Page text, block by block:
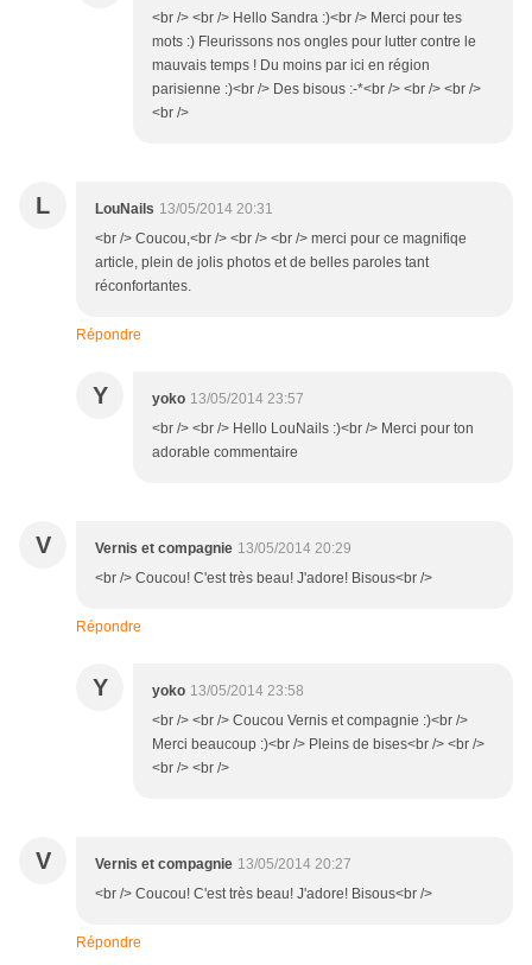
<br /> <br /> Hello Sandra :)<br /> Merci pour tes
mots :) Fleurissons nos ongles pour lutter contre le
mauvais temps ! Du moins par ici en région
parisienne :)<br /> Des bisous :-*<br /> <br /> <br />
<br />
L LouNails 13/05/2014 20:31
<br /> Coucou,<br /> <br /> <br /> merci pour ce magnifiqe
article, plein de jolis photos et de belles paroles tant
réconfortantes.
Répondre
Y yoko 13/05/2014 23:57
<br /> <br /> Hello LouNails :)<br /> Merci pour ton
adorable commentaire
V Vernis et compagnie 13/05/2014 20:29
<br /> Coucou! C'est très beau! J'adore! Bisous<br />
Répondre
Y yoko 13/05/2014 23:58
<br /> <br /> Coucou Vernis et compagnie :)<br />
Merci beaucoup :)<br /> Pleins de bises<br /> <br />
<br /> <br />
V Vernis et compagnie 13/05/2014 20:27
<br /> Coucou! C'est très beau! J'adore! Bisous<br />
Répondre